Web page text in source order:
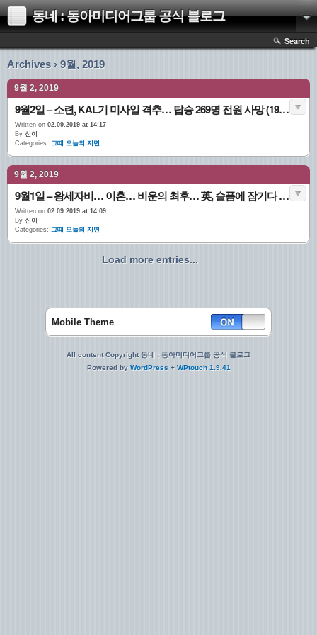
동네 : 동아미디어그룹 공식 블로그
Search
Archives › 9월, 2019
9월 2, 2019
9월2일 – 소련, KAL기 미사일 격추… 탑승 269명 전원 사망 (1983.09.02. 1면)
Written on 02.09.2019 at 14:17
By 신이
Categories: 그때 오늘의 지면
9월 2, 2019
9월1일 – 왕세자비… 이혼… 비운의 최후… 英, 슬픔에 잠기다 (1997.09.01. 1면)
Written on 02.09.2019 at 14:09
By 신이
Categories: 그때 오늘의 지면
Load more entries...
Mobile Theme
All content Copyright 동네 : 동아미디어그룹 공식 블로그
Powered by WordPress + WPtouch 1.9.41